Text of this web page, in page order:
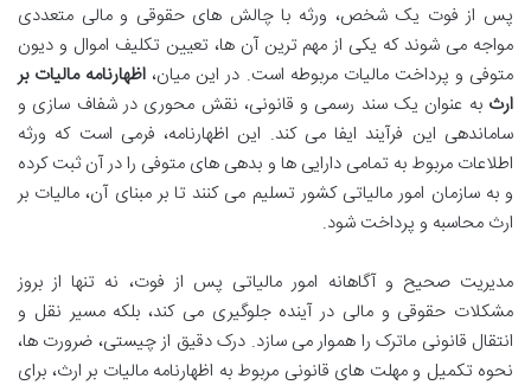
پس از فوت یک شخص، ورثه با چالش های حقوقی و مالی متعددی
مواجه می شوند که یکی از مهم ترین آن ها، تعیین تکلیف اموال و دیون
متوفی و پرداخت مالیات مربوطه است. در این میان، اظهارنامه مالیات بر
ارث به عنوان یک سند رسمی و قانونی، نقش محوری در شفاف سازی و
ساماندهی این فرآیند ایفا می کند. این اظهارنامه، فرمی است که ورثه
اطلاعات مربوط به تمامی دارایی ها و بدهی های متوفی را در آن ثبت کرده
و به سازمان امور مالیاتی کشور تسلیم می کنند تا بر مبنای آن، مالیات بر
ارث محاسبه و پرداخت شود.
مدیریت صحیح و آگاهانه امور مالیاتی پس از فوت، نه تنها از بروز
مشکلات حقوقی و مالی در آینده جلوگیری می کند، بلکه مسیر نقل و
انتقال قانونی ماترک را هموار می سازد. درک دقیق از چیستی، ضرورت ها،
نحوه تکمیل و مهلت های قانونی مربوط به اظهارنامه مالیات بر ارث، برای